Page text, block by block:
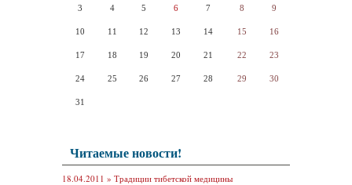
3 4 5 6 7 8 9
10 11 12 13 14 15 16
17 18 19 20 21 22 23
24 25 26 27 28 29 30
31
Читаемые новости!
18.04.2011 » Традиции тибетской медицины